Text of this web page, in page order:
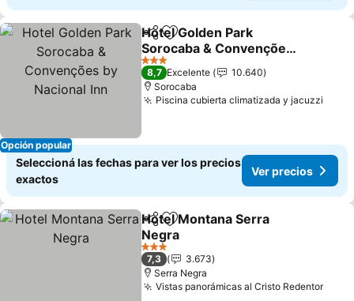
Opción popular
CompartirAñadir a favoritos
Hotel Golden Park
Sorocaba & Convenções
by Nacional Inn
Ver precios
3 Estrellas
8,7 Excelente
10.640
Sorocaba
Piscina cubierta climatizada y jacuzzi
Seleccioná las fechas para ver los precios
exactos
Ver precios
CompartirAñadir a favoritos
Hotel Montana Serra
Negra
Ver precios
3 Estrellas
7,3
3.673
Serra Negra
Vistas panorámicas al Cristo RedentorVer